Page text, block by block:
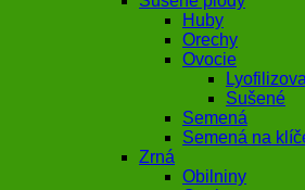
Huby
Orechy
Ovocie
Sušené
Semená
Semená na
Zrná
Obilniny